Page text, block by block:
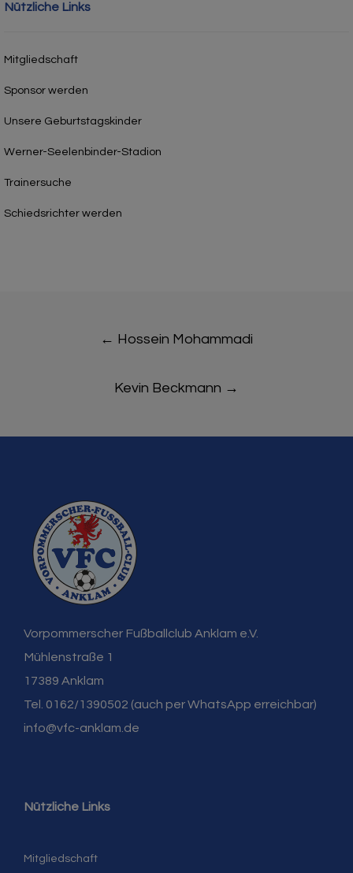
Nützliche Links
Mitgliedschaft
Sponsor werden
Unsere Geburtstagskinder
Werner-Seelenbinder-Stadion
Trainersuche
Schiedsrichter werden
← Hossein Mohammadi
Kevin Beckmann →
Vorpommerscher Fußballclub Anklam e.V.
Mühlenstraße 1
17389 Anklam
Tel. 0162/1390502 (auch per WhatsApp erreichbar)
info@vfc-anklam.de
Nützliche Links
Mitgliedschaft